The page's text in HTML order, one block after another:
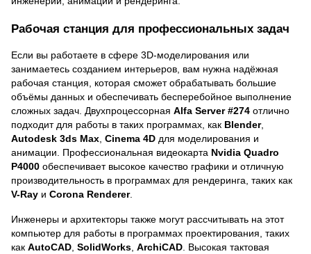
Рабочая станция для профессиональных задач
Если вы работаете в сфере 3D-моделирования или
занимаетесь созданием интерьеров, вам нужна надёжная
рабочая станция, которая сможет обрабатывать большие
объёмы данных и обеспечивать бесперебойное выполнение
сложных задач. Двухпроцессорная Alfa Server #274 отлично
подходит для работы в таких программах, как Blender,
Autodesk 3ds Max Cinema 4D для моделирования и
анимации. Профессиональная видеокарта Nvidia Quadro
P4000 обеспечивает высокое качество графики и отличную
производительность в программах для рендеринга, таких как
V-Ray и Corona Renderer.
Инженеры и архитекторы также могут рассчитывать на этот
компьютер для работы в программах проектирования, таких
как AutoCAD SolidWorks ArchiCAD . Высокая тактовая